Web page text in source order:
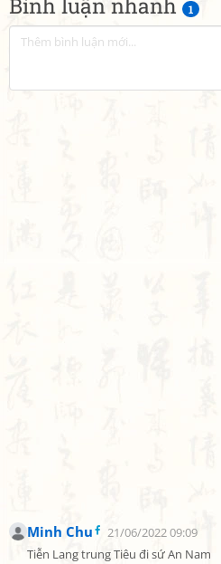
Bình luận nhanh 1
Minh Chu
21/06/2022 09:09
Tiễn Lang trung Tiêu đi sứ An Nam